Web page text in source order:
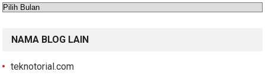
Arsip
NAMA BLOG LAIN
teknotorial.com